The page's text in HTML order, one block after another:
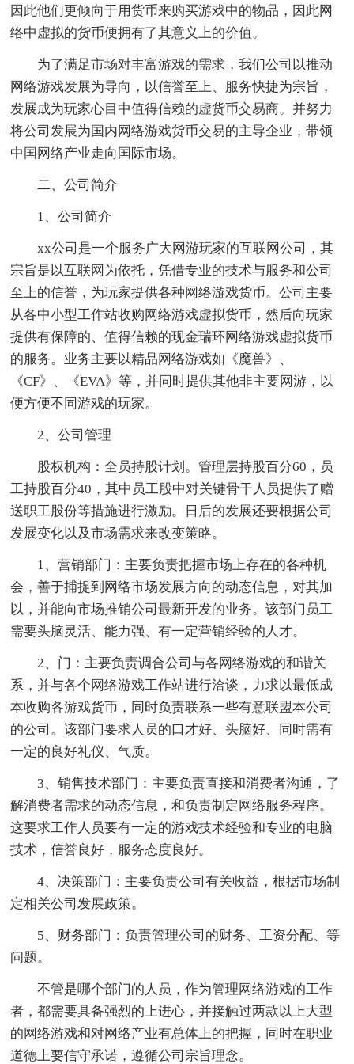
因此他们更倾向于用货币来购买游戏中的物品，因此网
络中虚拟的货币便拥有了其意义上的价值。
为了满足市场对丰富游戏的需求，我们公司以推动
网络游戏发展为导向，以信誉至上、服务快捷为宗旨，
发展成为玩家心目中值得信赖的虚货币交易商。并努力
将公司发展为国内网络游戏货币交易的主导企业，带领
中国网络产业走向国际市场。
二、公司简介
1、公司简介
xx公司是一个服务广大网游玩家的互联网公司，其
宗旨是以互联网为依托，凭借专业的技术与服务和公司
至上的信誉，为玩家提供各种网络游戏货币。公司主要
从各中小型工作站收购网络游戏虚拟货币，然后向玩家
提供有保障的、值得信赖的现金瑞环网络游戏虚拟货币
的服务。业务主要以精品网络游戏如《魔兽》、
《CF》、《EVA》等，并同时提供其他非主要网游，以
便方便不同游戏的玩家。
2、公司管理
股权机构：全员持股计划。管理层持股百分60，员
工持股百分40，其中员工股中对关键骨干人员提供了赠
送职工股份等措施进行激励。日后的发展还要根据公司
发展变化以及市场需求来改变策略。
1、营销部门：主要负责把握市场上存在的各种机
会，善于捕捉到网络市场发展方向的动态信息，对其加
以，并能向市场推销公司最新开发的业务。该部门员工
需要头脑灵活、能力强、有一定营销经验的人才。
2、门：主要负责调合公司与各网络游戏的和谐关
系，并与各个网络游戏工作站进行洽谈，力求以最低成
本收购各游戏货币，同时负责联系一些有意联盟本公司
的公司。该部门要求人员的口才好、头脑好、同时需有
一定的良好礼仪、气质。
3、销售技术部门：主要负责直接和消费者沟通，了
解消费者需求的动态信息，和负责制定网络服务程序。
这要求工作人员要有一定的游戏技术经验和专业的电脑
技术，信誉良好，服务态度良好。
4、决策部门：主要负责公司有关收益，根据市场制
定相关公司发展政策。
5、财务部门：负责管理公司的财务、工资分配、等
问题。
不管是哪个部门的人员，作为管理网络游戏的工作
者，都需要具备强烈的上进心，并接触过两款以上大型
的网络游戏和对网络产业有总体上的把握，同时在职业
道德上要信守承诺，遵循公司宗旨理念。